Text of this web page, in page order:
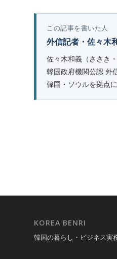
この記事を書いた人
外信記者・佐々木
佐々木和義（ささき・
韓国政府機関公認 外
韓国・ソウルを拠点
KOREA BENRI
韓国の暮らし・ビジネス実